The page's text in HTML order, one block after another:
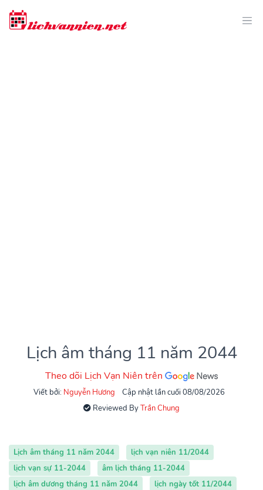
Lịch âm tháng 11 năm 2044
Theo dõi Lịch Vạn Niên trên
Viết bởi: Nguyễn Hương
Cập nhật lần cuối 08/08/2026
Reviewed ByTrần Chung
Lịch âm tháng 11 năm 2044
lịch vạn niên 11/2044
lịch vạn sự 11-2044
âm lịch tháng 11-2044
lịch âm dương tháng 11 năm 2044
lịch ngày tốt 11/2044